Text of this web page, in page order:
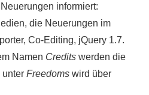
informiert:
die Neuerungen im
Co-Editing, jQuery 1.7.
Namen Credits werden die
unter Freedoms wird über